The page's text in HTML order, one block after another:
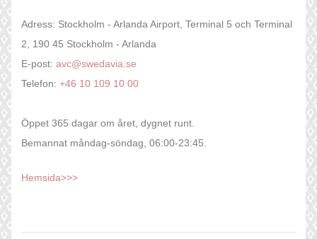
Adress: Stockholm - Arlanda Airport, Terminal 5 och Terminal
2, 190 45 Stockholm - Arlanda
E-post: avc@swedavia.se
Telefon: +46 10 109 10 00
Öppet 365 dagar om året, dygnet runt.
Bemannat måndag-söndag, 06:00-23:45.
Hemsida>>>